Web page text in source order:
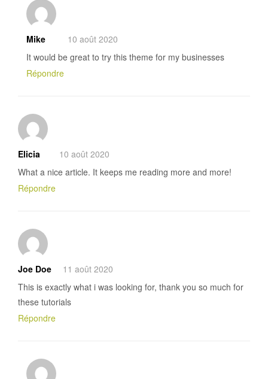
Mike
10 août 2020
It would be great to try this theme for my businesses
Répondre
Elicia
10 août 2020
What a nice article. It keeps me reading more and more!
Répondre
Joe Doe
11 août 2020
This is exactly what i was looking for, thank you so much for
these tutorials
Répondre